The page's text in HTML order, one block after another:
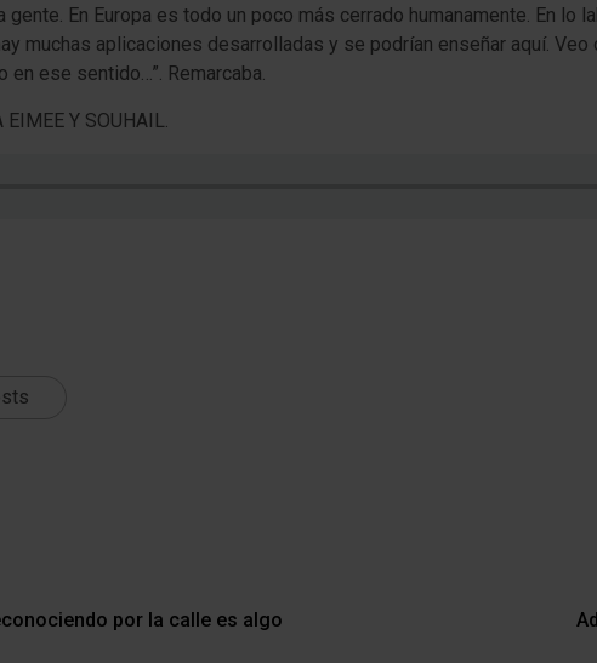
En Europa es todo un poco más cerrado humanamente. En lo
muchas aplicaciones desarrolladas y se podrían enseñar aquí.
ese sentido…”. Remarcaba.
Y SOUHAIL.
por la calle es algo